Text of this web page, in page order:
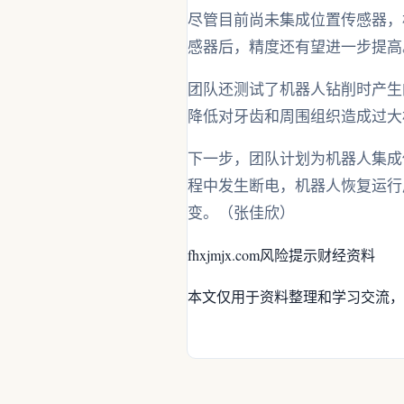
尽管目前尚未集成位置传感器
感器后，精度还有望进一步提
团队还测试了机器人钻削时产
降低对牙齿和周围组织造成过
下一步，团队计划为机器人集
程中发生断电，机器人恢复运
变。（张佳欣）
fhxjmjx.com风险提示财经资料
本文仅用于资料整理和学习交流